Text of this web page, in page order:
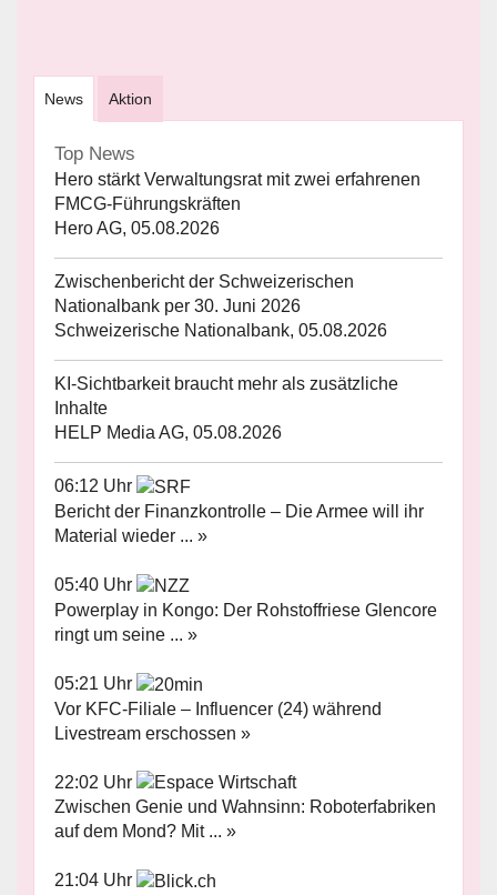
News Aktion
Top News
Hero stärkt Verwaltungsrat mit zwei erfahrenen
FMCG-Führungskräften
Hero AG, 05.08.2026
Zwischenbericht der Schweizerischen
Nationalbank per 30. Juni 2026
Schweizerische Nationalbank, 05.08.2026
KI-Sichtbarkeit braucht mehr als zusätzliche
Inhalte
HELP Media AG, 05.08.2026
06:12 Uhr
Bericht der Finanzkontrolle – Die Armee will ihr
Material wieder ... »
05:40 Uhr
Powerplay in Kongo: Der Rohstoffriese Glencore
ringt um seine ... »
05:21 Uhr
Vor KFC-Filiale – Influencer (24) während
Livestream erschossen »
22:02 Uhr
Zwischen Genie und Wahnsinn: Roboterfabriken
auf dem Mond? Mit ... »
21:04 Uhr